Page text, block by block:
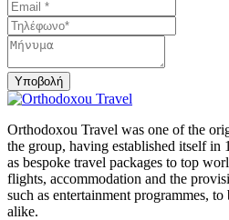
Υποβολή
Orthodoxou Travel was one of the
the group, having established itself in
as bespoke travel packages to top
flights, accommodation and the
such as entertainment programmes,
alike.